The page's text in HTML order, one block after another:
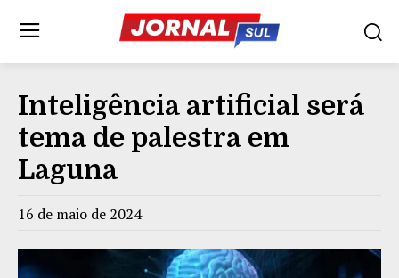
Inteligência artificial será
tema de palestra em
Laguna
16 de maio de 2024